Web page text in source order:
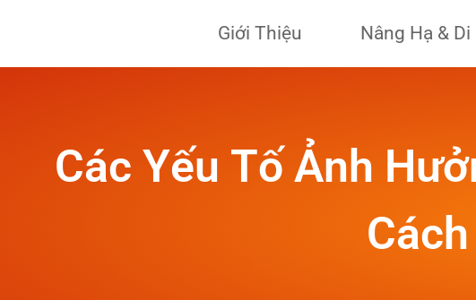
content
Giới Thiệu Nâng Hạ & Di
Các Yếu Tố Ảnh